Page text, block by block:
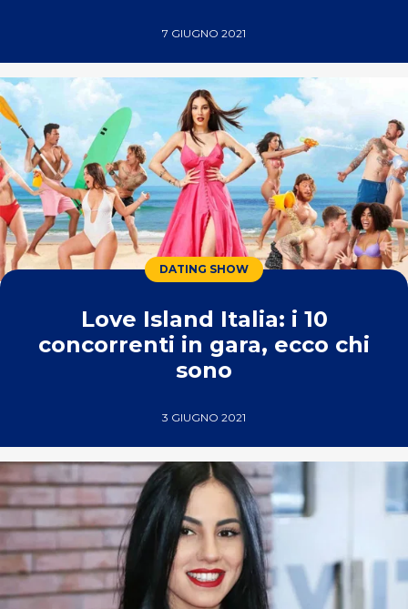
7 GIUGNO 2021
DATING SHOW
Love Island Italia: i 10
concorrenti in gara, ecco chi
sono
3 GIUGNO 2021